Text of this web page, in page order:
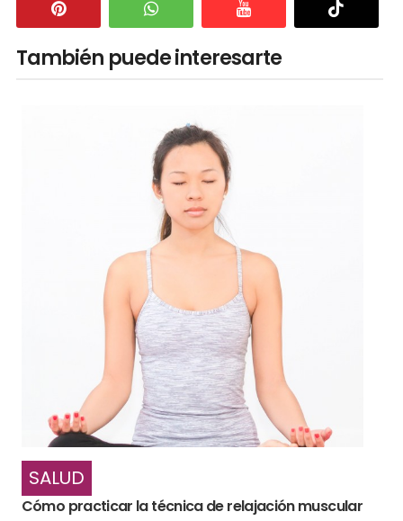
También puede interesarte
SALUD
Cómo practicar la técnica de relajación muscular